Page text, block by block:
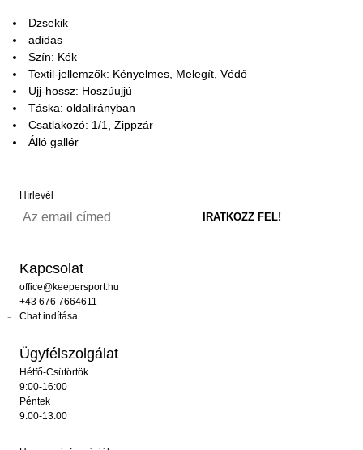
Dzsekik
adidas
Szín: Kék
Textil-jellemzők: Kényelmes, Melegít, Védő
Ujj-hossz: Hoszúujjú
Táska: oldalirányban
Csatlakozó: 1/1, Zippzár
Álló gallér
Hírlevél
Kapcsolat
office@keepersport.hu
+43 676 7664611
Chat indítása
Ügyfélszolgálat
Hétfő-Csütörtök
9:00-16:00
Péntek
9:00-13:00